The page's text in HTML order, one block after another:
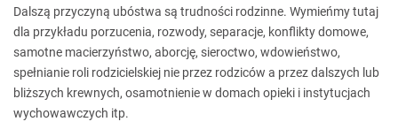
Dalszą przyczyną ubóstwa są trudności rodzinne. Wymieńmy tutaj
dla przykładu porzucenia, rozwody, separacje, konflikty domowe,
samotne macierzyństwo, aborcję, sieroctwo, wdowieństwo,
spełnianie roli rodzicielskiej nie przez rodziców a przez dalszych lub
bliższych krewnych, osamotnienie w domach opieki i instytucjach
wychowawczych itp.